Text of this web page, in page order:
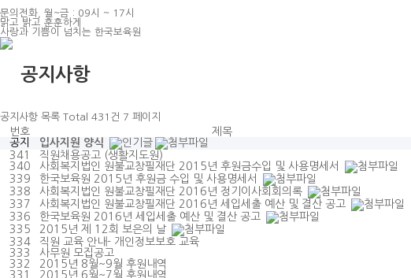
문의전화, 월~금 : 09시 ~ 17시
맑고 밝고 훈훈하게
사랑과 기쁨이 넘치는 한국보육원
공지사항
공지사항 목록 Total 431건 7 페이지
번호 제목
공지
입사지원 양식
341
직원채용공고 (생활지도원)
340
사회복지법인 원불교창필재단 2015년 후원금수입 및 사용명세서
339
한국보육원 2015년 후원금 수입 및 사용명세서
338
사회복지법인 원불교창필재단 2016년 정기이사회회의록
337
사회복지법인 원불교창필재단 2016년 세입세출 예산 및 결산 공고
336
한국보육원 2016년 세입세출 예산 및 결산 공고
335
2015년 제 12회 보은의 날
334
직원 교육 안내- 개인정보보호 교육
333
사무원 모집공고
332
2015년 8월~9월 후원내역
331
2015년 6월~7월 후원내역